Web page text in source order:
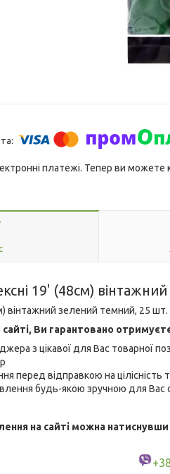
платежі. Тепер ви
19' (48см)
вінтажний зелений темний, 25
Ви гарантовано
з цікавої для Вас товарної
перед відправкою на цілісність
будь-якою зручною для
на сайті можна